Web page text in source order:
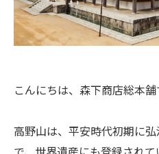
こんにちは、森下商店総本舗
高野山は、平安時代初期に